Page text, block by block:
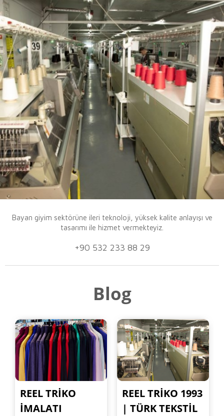
Bayan giyim sektörüne ileri teknoloji, yüksek kalite anlayışı ve
tasarımı ile hizmet vermekteyiz.
+90 532 233 88 29
Blog
REEL TRIKO
İMALATI
REEL TRIKO 1993
| TÜRK TEKSTIL